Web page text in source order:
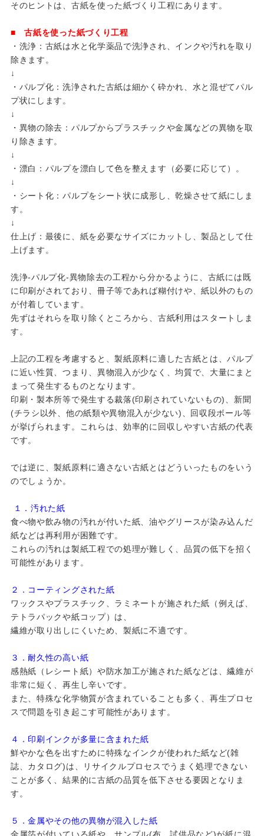
そのヒントは、古紙を使った紙づくり工程にあります。
■ 古紙を使った紙づくり工程
・洗浄：古紙は水と化学薬品で洗浄され、インクや汚れを取り
除きます。
↓
・パルプ化：洗浄された古紙は細かく砕かれ、水と混ぜてパル
プ状にします。
↓
・異物の除去：パルプからプラスチックや金属などの異物を取
り除きます。
↓
・漂白：パルプを漂白して色を整えます（必要に応じて）。
↓
・シート化：パルプをシート状に成形し、乾燥させて紙にしま
す。
↓
仕上げ：最後に、紙を必要なサイズにカットし、製品として仕
上げます。
洗浄‐パルプ化‐異物除去の工程から分かるように、古紙には既
に印刷がされており、冊子等であれば糊付けや、紙以外のもの
が付着しています。
先ずはそれらを取り除くところから、古紙利用はスタートしま
す。
上記の工程を考慮すると、製紙原料に適した古紙とは、パルプ
に近い性質、つまり、異物混入が少なく、均質で、大量にまと
まって発生するものとなります。
印刷・製本所等で発生する裁落(印刷されていないもの)、新聞
(チラシ以外、他の紙類や異物混入が少ない)、回収段ボール等
が挙げられます。これらは、効率的に回収しやすい古紙の代表
です。
では逆に、製紙原料に適さない古紙とはどういったものをいう
のでしょうか。
１．汚れた紙
食べ物や飲み物の汚れが付いた紙、油やグリースが染み込んだ
紙などは再利用が困難です。
これらの汚れは製紙工程での処理が難しく、品質の低下を招く
可能性があります。
２．コーティングされた紙
ワックスやプラスチック、ラミネートが施された紙（例えば、
テトラパックや紙コップ）は、
繊維が取り出しにくいため、製紙に不適です。
３．耐久性の高い紙
感熱紙（レシート紙）や防水加工が施された紙などは、繊維が
非常に短く、再生し辛いです。
また、特殊な化学物質が含まれていることも多く、再生プロセ
スで問題を引き起こす可能性があります。
４．印刷インクが多量に含まれた紙
鮮やかな色を出すために特殊なインクが使われた紙など(雑
誌、カタログ)は、リサイクルプロセスでうまく処理できない
ことが多く、結果的に古紙の品質を低下させる要因となりま
す。
５．金属やその他の異物が混入した紙